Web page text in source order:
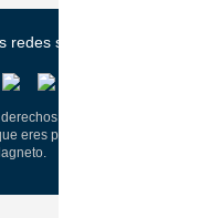
redes sociales
reservados.
eres parte de la